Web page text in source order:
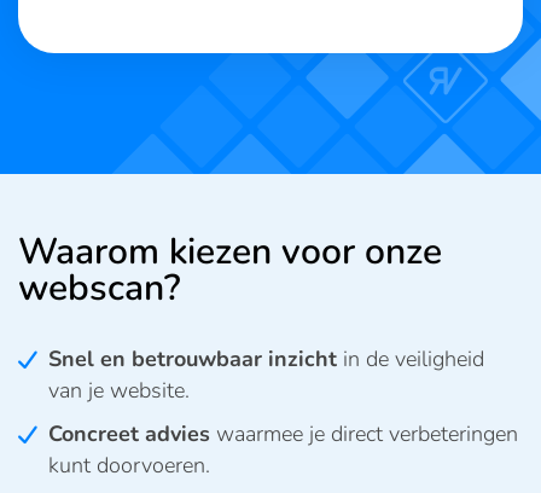
Waarom kiezen voor onze
webscan?
Snel en betrouwbaar inzicht in de veiligheid
van je website.
Concreet advies waarmee je direct verbeteringen
kunt doorvoeren.